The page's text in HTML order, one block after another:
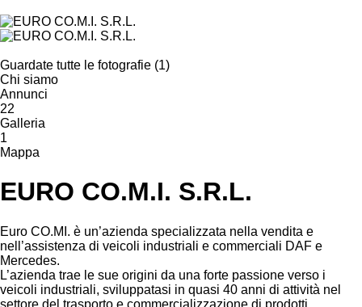
Guardate tutte le fotografie (1)
Chi siamo
Annunci
22
Galleria
1
Mappa
EURO CO.M.I. S.R.L.
Euro CO.MI. è un’azienda specializzata nella vendita e
nell’assistenza di veicoli industriali e commerciali DAF e
Mercedes.
L’azienda trae le sue origini da una forte passione verso i
veicoli industriali, sviluppatasi in quasi 40 anni di attività nel
settore del trasporto e commercializzazione di prodotti